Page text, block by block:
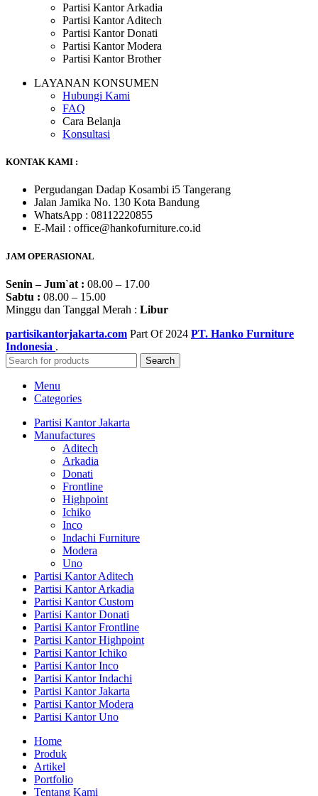
Partisi Kantor Arkadia
Partisi Kantor Aditech
Partisi Kantor Donati
Partisi Kantor Modera
Partisi Kantor Brother
LAYANAN KONSUMEN
Hubungi Kami
FAQ
Cara Belanja
Konsultasi
KONTAK KAMI :
Pergudangan Dadap Kosambi i5 Tangerang
Jalan Jamika No. 130 Kota Bandung
WhatsApp : 08112220855
E-Mail : office@hankofurniture.co.id
JAM OPERASIONAL
Senin – Jum`at : 08.00 – 17.00
Sabtu : 08.00 – 15.00
Minggu dan Tanggal Merah : Libur
partisikantorjakarta.com Part Of 2024 PT. Hanko Furniture
Indonesia .
Search
Menu
Categories
Partisi Kantor Jakarta
Manufactures
Aditech
Arkadia
Donati
Frontline
Highpoint
Ichiko
Inco
Indachi Furniture
Modera
Uno
Partisi Kantor Aditech
Partisi Kantor Arkadia
Partisi Kantor Custom
Partisi Kantor Donati
Partisi Kantor Frontline
Partisi Kantor Highpoint
Partisi Kantor Ichiko
Partisi Kantor Inco
Partisi Kantor Indachi
Partisi Kantor Jakarta
Partisi Kantor Modera
Partisi Kantor Uno
Home
Produk
Artikel
Portfolio
Tentang Kami